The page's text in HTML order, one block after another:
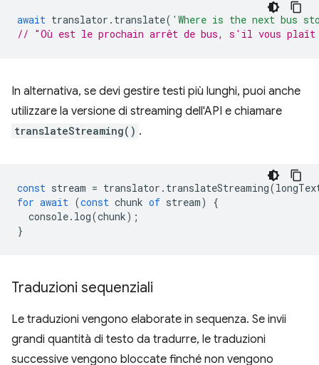
await translator . translate( 'Where is the next bus
// "Où est le prochain arrêt de bus, s'il vous
In alternativa, se devi gestire testi più lunghi, puoi anche
utilizzare la versione di streaming dell'API e chiamare
translateStreaming() .
const stream = translator . translateStreaming(
for await (const chunk of stream)
{
console. log(chunk);
}
Traduzioni sequenziali
Le traduzioni vengono elaborate in sequenza. Se invii
grandi quantità di testo da tradurre, le traduzioni
successive vengono bloccate finché non vengono